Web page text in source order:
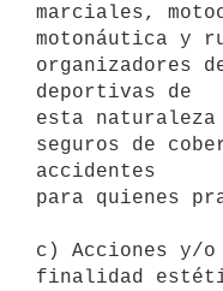
marciales,
motonáutica y
organizadores
deportivas de
esta naturaleza
seguros de
accidentes
para quienes
c) Acciones y/o
finalidad